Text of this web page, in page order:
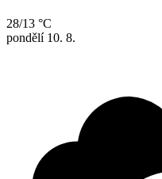
28/13 °C
pondělí 10. 8.